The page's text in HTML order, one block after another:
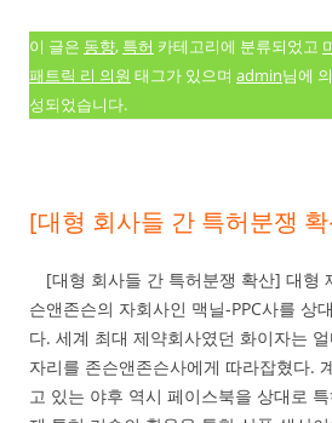
이 글은 동향, 특허 카테고리에 분류되었고
패트릭 리 의원 태그가 있으며 admin님에
성되었습니다.
[대형 회사들 간 특허분쟁
[대형 회사들 간 특허분쟁 확산] 대형
슨앤존슨의 자회사인 맥닐-PPC사를 상
다. 세계 최대 제약회사였던 화이자는
자리를 존슨앤존슨사에게 따라잡혔다.
고 있는 야후 역시 페이스북을 상대로